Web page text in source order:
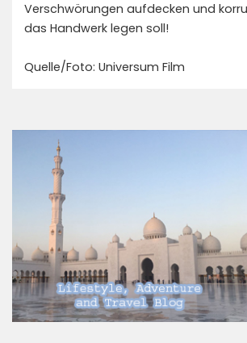
Verschwörungen aufdecken und
das Handwerk legen soll!
Quelle/Foto: Universum Film